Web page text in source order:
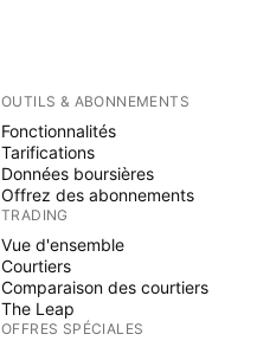
OUTILS & ABONNEMENTS
Fonctionnalités
Tarifications
Données boursières
Offrez des abonnements
TRADING
Vue d'ensemble
Courtiers
Comparaison des courtiers
The Leap
OFFRES SPÉCIALES